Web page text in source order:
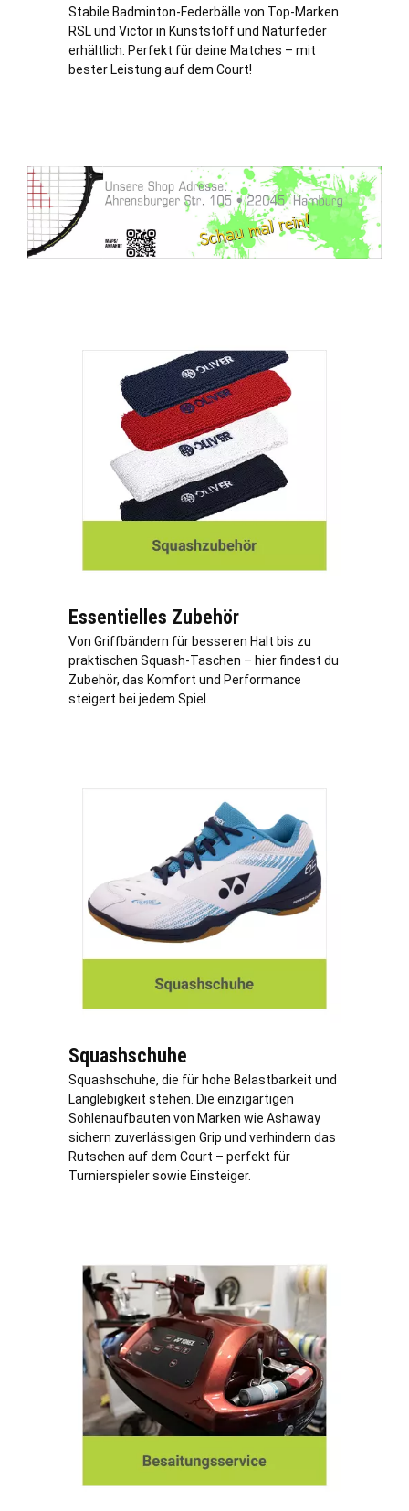
Stabile Badminton-Federbälle von Top-Marken
RSL und Victor in Kunststoff und Naturfeder
erhältlich. Perfekt für deine Matches – mit
bester Leistung auf dem Court!
Essentielles Zubehör
Von Griffbändern für besseren Halt bis zu
praktischen Squash-Taschen – hier findest du
Zubehör, das Komfort und Performance
steigert bei jedem Spiel.
Squashschuhe
Squashschuhe, die für hohe Belastbarkeit und
Langlebigkeit stehen. Die einzigartigen
Sohlenaufbauten von Marken wie Ashaway
sichern zuverlässigen Grip und verhindern das
Rutschen auf dem Court – perfekt für
Turnierspieler sowie Einsteiger.